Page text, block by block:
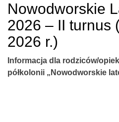
Nowodworskie
2026 – II turnus
2026 r.)
Informacja dla rodziców/
półkolonii „Nowodworskie